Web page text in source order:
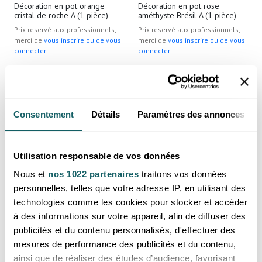
Consentement Détails Paramètres des annonces
Utilisation responsable de vos données
Nous et nos 1022 partenaires traitons vos données
personnelles, telles que votre adresse IP, en utilisant des
technologies comme les cookies pour stocker et accéder
à des informations sur votre appareil, afin de diffuser des
publicités et du contenu personnalisés, d'effectuer des
mesures de performance des publicités et du contenu,
ainsi que de réaliser des études d’audience, favorisant
Décoration en pot orange
cristal de roche A (1 pièce)
Prix reservé aux professionnels,
merci de vous inscrire ou de vous
connecter
Décoration en pot rose
améthyste Brésil A (1 pièce)
Prix reservé aux professionnels,
merci de vous inscrire ou de vous
connecter
Brésil
Décoration en pot rose citrine
chauffée A (1 pièce)
Prix reservé aux professionnels,
vous inscrire ou de vous
Décoration en pot rose cristal
de roche A (1 pièce)
Prix reservé aux professionnels,
merci de